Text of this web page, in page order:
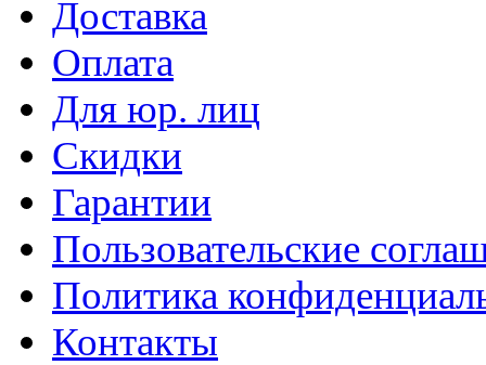
Доставка
Оплата
Для юр. лиц
Скидки
Гарантии
Пользовательские
Политика
Контакты